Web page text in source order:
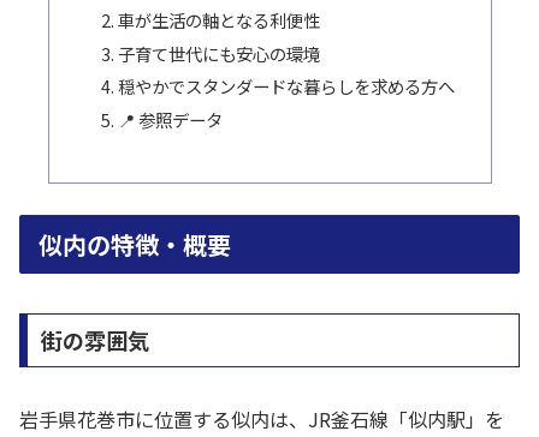
車が生活の軸となる利便性
子育て世代にも安心の環境
穏やかでスタンダードな暮らしを求める方へ
📍 参照データ
似内の特徴・概要
街の雰囲気
岩手県花巻市に位置する似内は、JR釜石線「似内駅」を